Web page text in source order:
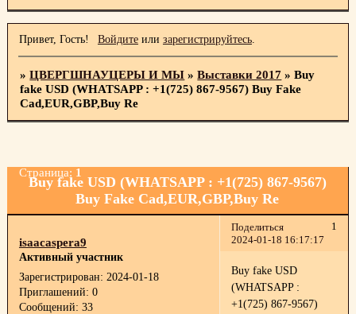
Привет, Гость! Войдитеили зарегистрируйтесь.
»ЦВЕРГШНАУЦЕРЫ И МЫ »Выставки 2017 »Buy
fake USD (WHATSAPP : +1(725) 867-9567) Buy Fake
Cad,EUR,GBP,Buy Re
Buy fake USD (WHATSAPP : +1(725) 867-9567)
Buy Fake Cad,EUR,GBP,Buy Re
Страница: 1
Поделиться
1
2024-01-18 16:17:17
isaacaspera9
Активный участник
Зарегистрирован: 2024-01-18
Приглашений: 0
Сообщений: 33
Buy fake USD
(WHATSAPP :
+1(725) 867-9567)